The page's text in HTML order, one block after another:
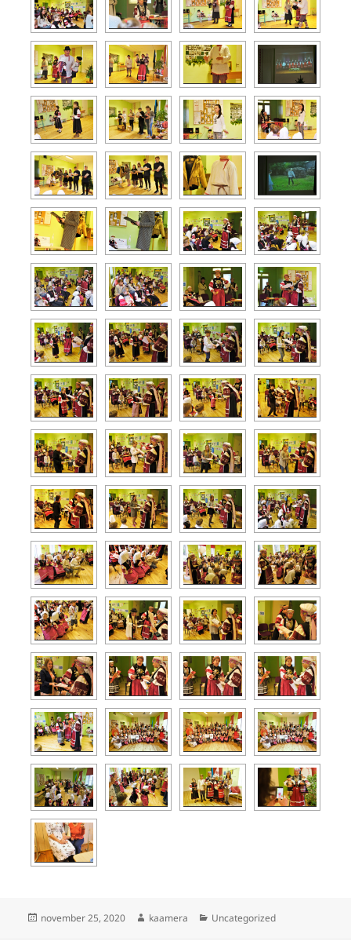
Postitatud
november 25, 2020 Autor
kaamera Rubriigid
Uncategorized